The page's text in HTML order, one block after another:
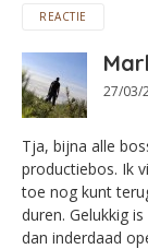
REACTIE
27/03/
Tja, bijna alle
productiebos. Ik
toe nog kunt
duren. Gelukkig
dan inderdaad